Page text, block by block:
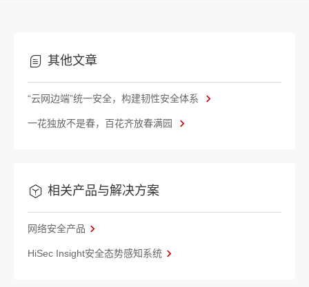
其他文章
“云网边端”统一安全，构建韧性安全体系
一花独放不是春，百花齐放春满园
相关产品与解决方案
网络安全产品
HiSec Insight安全态势感知系统